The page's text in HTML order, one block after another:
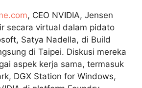
, CEO NVIDIA, Jensen
secara virtual dalam pidato
Satya Nadella, di Build
di Taipei. Diskusi mereka
aspek kerja sama, termasuk
DGX Station for Windows,